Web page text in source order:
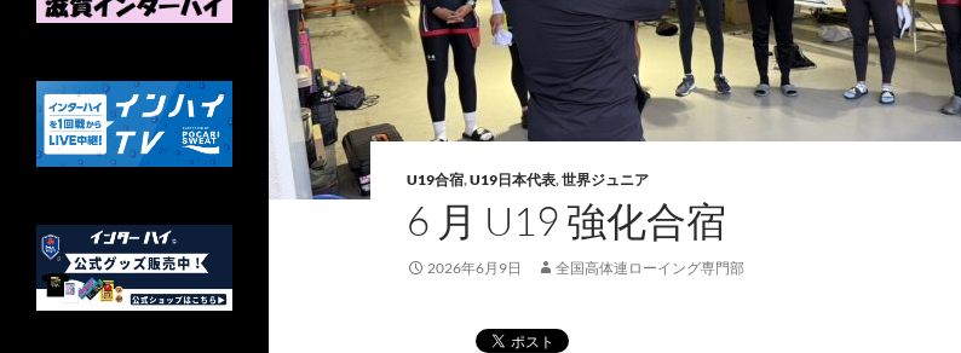
U19合宿,U19日本代表,世界ジュニア
6 月 U19 強化合宿
2026年6月9日 全国高体連ローイング専門部